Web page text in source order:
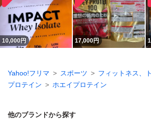
10,000円 17,000円
Yahoo!フリマ スポーツ
フィットネス、
プロテイン
ホエイプロテイン
他のブランドから探す